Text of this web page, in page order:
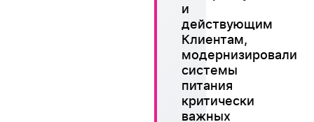
и
действующим
Клиентам,
модернизировали
системы
питания
критически
важных